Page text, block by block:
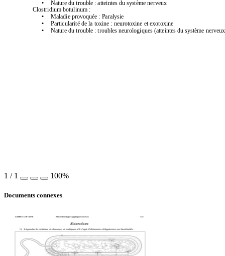
•
Nature du trouble: atteintes du système nerveux
Clostridium botulinum:
• Maladie provoquée: Paralysie
• Particularité de la toxine: neurotoxine et exotoxine
• Nature du trouble: troubles neurologiques (atteintes du système
1 / 1 100%
Documents connexes